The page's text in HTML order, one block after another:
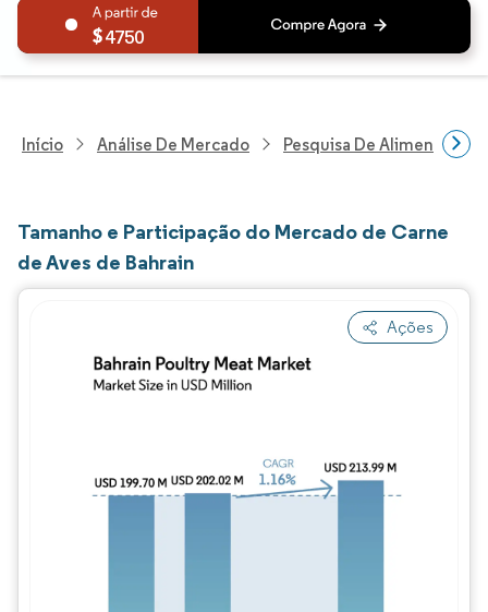
4750
Início Análise De Mercado Pesquisa De Alimentos E
Tamanho e Participação do Mercado de Carne
de Aves de Bahrain
Ações